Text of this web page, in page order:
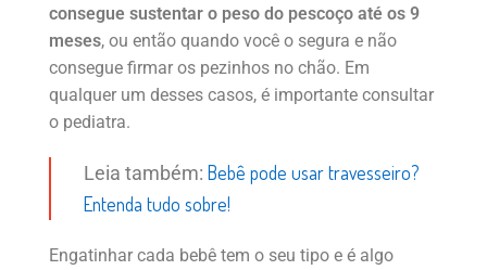
consegue sustentar o peso do pescoço até os 9
meses, ou então quando você o segura e não
consegue firmar os pezinhos no chão. Em
qualquer um desses casos, é importante consultar
o pediatra.
Leia também: Bebê pode usar travesseiro?
Entenda tudo sobre!
Engatinhar cada bebê tem o seu tipo e é algo